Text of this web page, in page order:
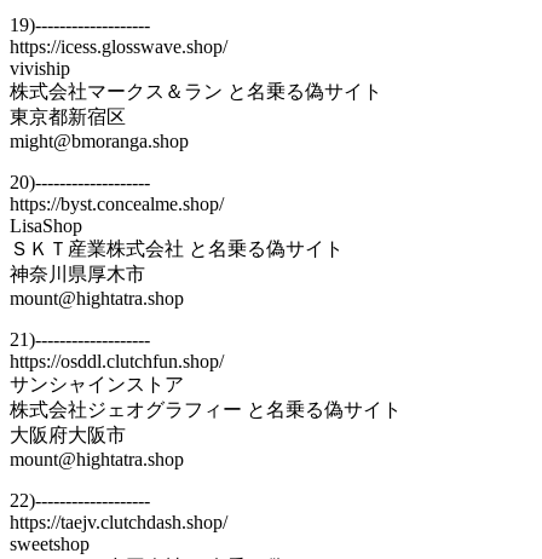
19)-------------------
https://icess.glosswave.shop/
viviship
株式会社マークス＆ラン と名乗る偽サイト
東京都新宿区
might@bmoranga.shop
20)-------------------
https://byst.concealme.shop/
LisaShop
ＳＫＴ産業株式会社 と名乗る偽サイト
神奈川県厚木市
mount@hightatra.shop
21)-------------------
https://osddl.clutchfun.shop/
サンシャインストア
株式会社ジェオグラフィー と名乗る偽サイト
大阪府大阪市
mount@hightatra.shop
22)-------------------
https://taejv.clutchdash.shop/
sweetshop